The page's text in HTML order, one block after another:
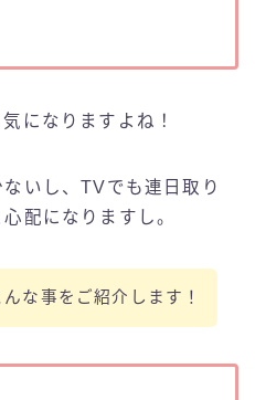
になりますよね！
いし、TVでも連日取り
配になりますし。
な事をご紹介します！